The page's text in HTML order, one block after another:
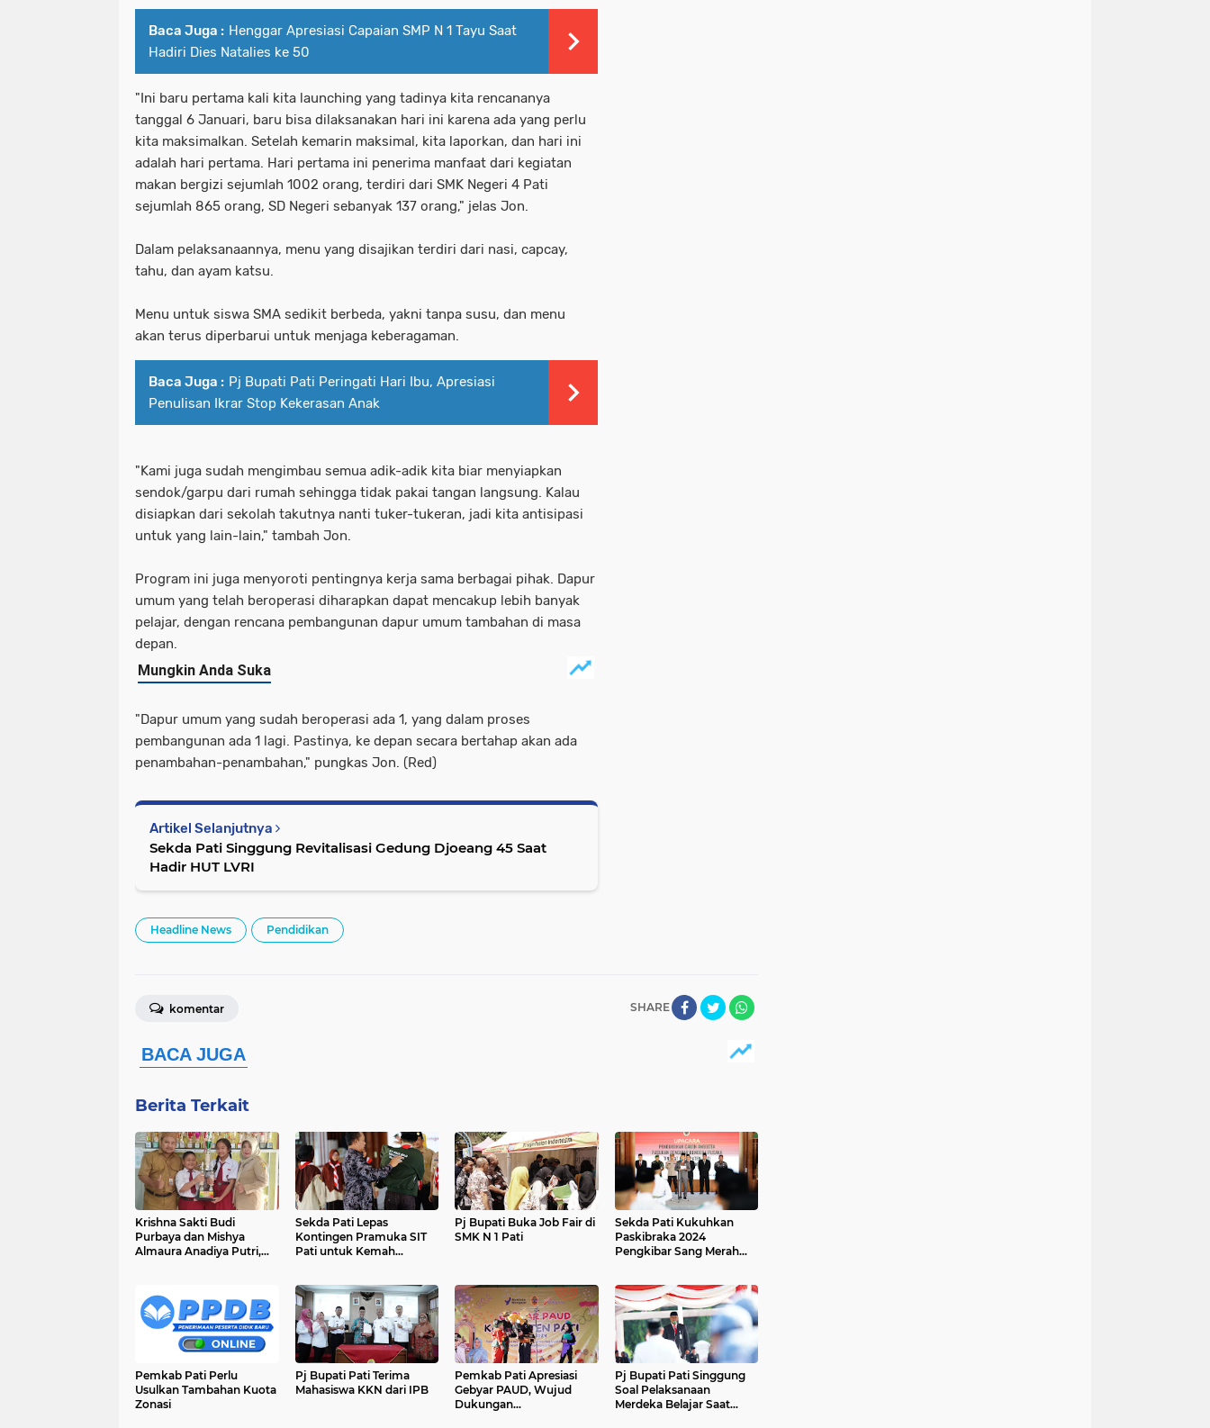
Baca Juga : Henggar Apresiasi Capaian SMP N 1 Tayu Saat
Hadiri Dies Natalies ke 50
"Ini baru pertama kali kita launching yang tadinya kita rencananya
tanggal 6 Januari, baru bisa dilaksanakan hari ini karena ada yang perlu
kita maksimalkan. Setelah kemarin maksimal, kita laporkan, dan hari ini
adalah hari pertama. Hari pertama ini penerima manfaat dari kegiatan
makan bergizi sejumlah 1002 orang, terdiri dari SMK Negeri 4 Pati
sejumlah 865 orang, SD Negeri sebanyak 137 orang," jelas Jon.
Dalam pelaksanaannya, menu yang disajikan terdiri dari nasi, capcay,
tahu, dan ayam katsu.
Menu untuk siswa SMA sedikit berbeda, yakni tanpa susu, dan menu
akan terus diperbarui untuk menjaga keberagaman.
Baca Juga : Pj Bupati Pati Peringati Hari Ibu, Apresiasi
Penulisan Ikrar Stop Kekerasan Anak
"Kami juga sudah mengimbau semua adik-adik kita biar menyiapkan
sendok/garpu dari rumah sehingga tidak pakai tangan langsung. Kalau
disiapkan dari sekolah takutnya nanti tuker-tukeran, jadi kita antisipasi
untuk yang lain-lain," tambah Jon.
Program ini juga menyoroti pentingnya kerja sama berbagai pihak. Dapur
umum yang telah beroperasi diharapkan dapat mencakup lebih banyak
pelajar, dengan rencana pembangunan dapur umum tambahan di masa
depan.
"Dapur umum yang sudah beroperasi ada 1, yang dalam proses
pembangunan ada 1 lagi. Pastinya, ke depan secara bertahap akan ada
penambahan-penambahan," pungkas Jon. (Red)
Artikel Selanjutnya
Sekda Pati Singgung Revitalisasi Gedung Djoeang 45 Saat
Hadir HUT LVRI
Headline News Pendidikan
SHARE
komentar
Berita Terkait
Krishna Sakti Budi
Purbaya dan Mishya
Almaura Anadiya Putri,
Kabupaten
Sekda Pati Lepas
Kontingen Pramuka SIT
Pati untuk Kemah
Pj Bupati Buka Job Fair di
SMK N 1 Pati
Sekda Pati Kukuhkan
Paskibraka 2024
Pengkibar Sang Merah
Pemkab Pati Perlu
Usulkan Tambahan Kuota
Zonasi
Pj Bupati Pati Terima
Mahasiswa KKN dari IPB
Pemkab Pati Apresiasi
Gebyar PAUD, Wujud
Dukungan
Pj Bupati Pati Singgung
Soal Pelaksanaan
Merdeka Belajar Saat